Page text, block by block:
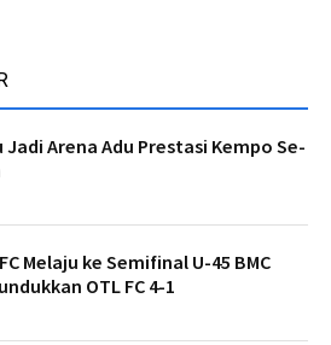
Jadi Arena Adu Prestasi Kempo Se-
Melaju ke Semifinal U-45 BMC
OTL FC 4-1